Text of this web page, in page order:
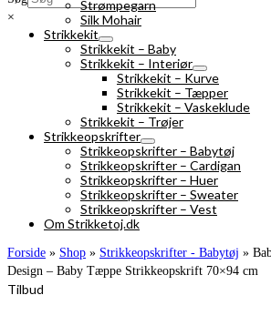
×
Strømpegarn
Silk Mohair
Strikkekit
Strikkekit – Baby
Strikkekit – Interiør
Strikkekit – Kurve
Strikkekit – Tæpper
Strikkekit – Vaskeklude
Strikkekit – Trøjer
Strikkeopskrifter
Strikkeopskrifter – Babytøj
Strikkeopskrifter – Cardigan
Strikkeopskrifter – Huer
Strikkeopskrifter – Sweater
Strikkeopskrifter – Vest
Om Strikketoj.dk
Forside » Shop » Strikkeopskrifter - Babytøj »
Design – Baby Tæppe Strikkeopskrift 70×94 cm
Tilbud